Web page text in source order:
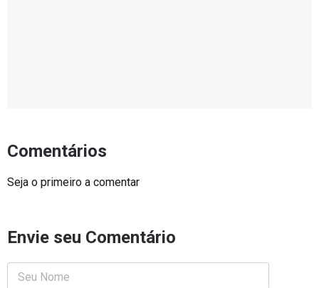
Comentários
Seja o primeiro a comentar
Envie seu Comentário